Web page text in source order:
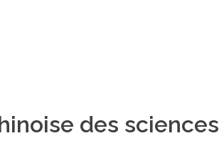
des sciences